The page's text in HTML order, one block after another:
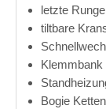
letzte
tiltbare
Klemmbank
Bogie